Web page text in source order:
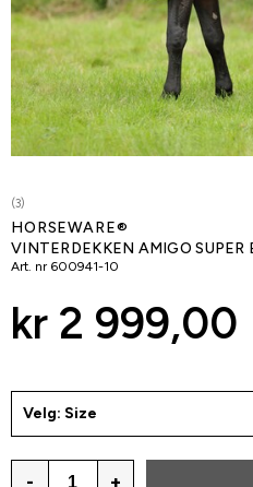
(3)
HORSEWARE®
VINTERDEKKEN AMIGO SUPER
Art. nr 600941-10
kr 2 999,00
Velg: Size
- +